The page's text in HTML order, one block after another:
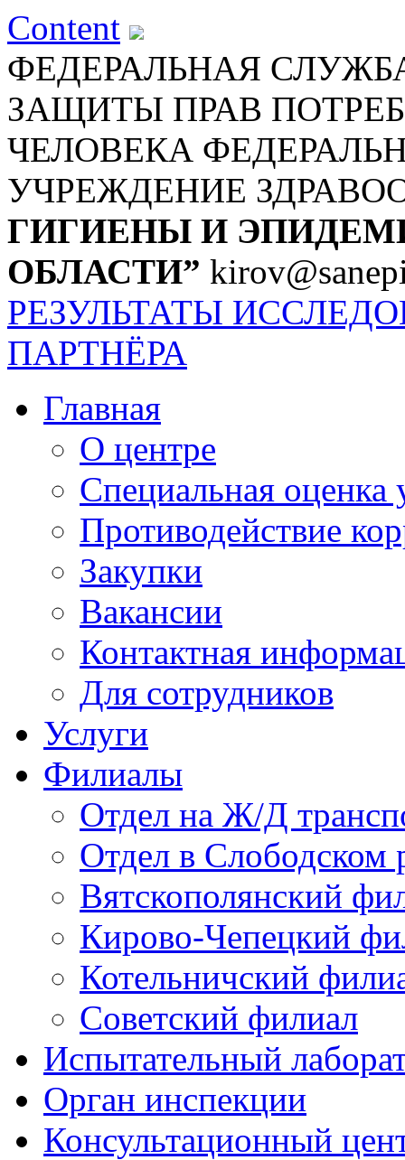
Content
ФЕДЕРАЛЬНАЯ
ЗАЩИТЫ ПРАВ
ЧЕЛОВЕКА
УЧРЕЖДЕНИЕ
ГИГИЕНЫ И
ОБЛАСТИ”
РЕЗУЛЬТАТЫ
ПАРТНЁРА
Главная
О центре
Специальная оценка
Противодействие
Закупки
Вакансии
Контактная
Для сотрудников
Услуги
Филиалы
Отдел на Ж/Д
Отдел в Слободском
Вятскополянский
Кирово-Чепецкий
Котельничский
Советский филиал
Испытательный
Орган инспекции
Консультационный